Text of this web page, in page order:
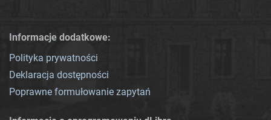
Informacje dodatkowe:
Polityka prywatności
Deklaracja dostępności
Poprawne formułowanie zapytań